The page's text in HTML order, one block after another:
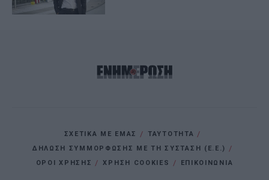
ΣΧΕΤΙΚΑ ΜΕ ΕΜΑΣ
ΤΑΥΤΟΤΗΤΑ
ΔΗΛΩΣΗ ΣΥΜΜΟΡΦΩΣΗΣ ΜΕ ΤΗ ΣΥΣΤΑΣΗ (Ε.Ε.)
ΌΡΟΙ ΧΡΗΣΗΣ
ΧΡΗΣΗ COOKIES ΕΠΙΚΟΙΝΩΝΙΑ